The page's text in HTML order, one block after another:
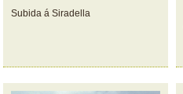
Subida á Siradella